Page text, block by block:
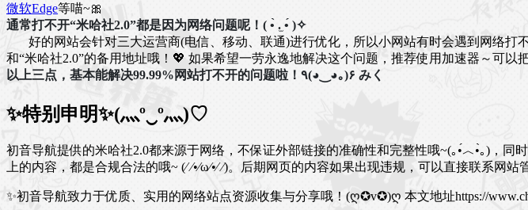
微软Edge等喵~🎀
通常打不开“米哈社2.0”都是因为网络问题呢！( •̀ .̫ •́ )✧
好的网站会针对三大运营商(电信、移动、联通)进行优化，所以小网站有时会遇到网络打
和“米哈社2.0”的备用地址哦！💖 如果希望一劳永逸地解决这个问题，推荐使用加速器～可
以上三点，基本能解决99.99%网站打不开的问题啦！٩(◕‿◕｡)۶ みく
✨特别申明✨(灬º‿º灬)♡
初音导航提供的米哈社2.0都来源于网络，不保证外部链接的准确性和完整性哦~(｡•́︿•̀｡)，
上的内容，都是合规合法的哦~ (⁄ ⁄•⁄ω⁄•⁄ ⁄)。后期网页的内容如果出现违规，可以直接联系
✨初音导航致力于优质、实用的网络站点资源收集与分享哦！(ღ✪v✪)ღ 本文地址https://